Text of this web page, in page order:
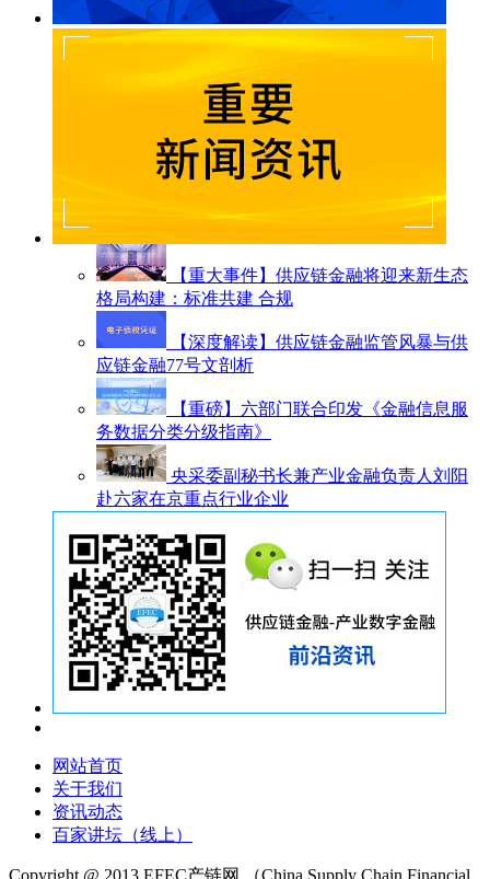
【重大事件】供应链金融将迎来新生态
格局构建：标准共建 合规
【深度解读】供应链金融监管风暴与供
应链金融77号文剖析
【重磅】六部门联合印发《金融信息服
务数据分类分级指南》
央采委副秘书长兼产业金融负责人刘阳
赴六家在京重点行业企业
网站首页
关于我们
资讯动态
百家讲坛（线上）
Copyright @ 2013 EFEC产链网 （China Supply Chain Financial